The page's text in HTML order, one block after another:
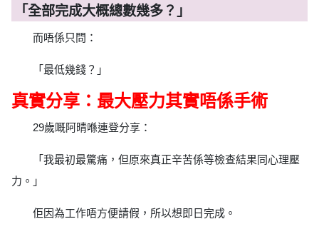
「全部完成大概總數幾多？」
而唔係只問：
「最低幾錢？」
真實分享：最大壓力其實唔係手術
29歲嘅阿晴喺連登分享：
「我最初最驚痛，但原來真正辛苦係等檢查結果同心理壓
力。」
佢因為工作唔方便請假，所以想即日完成。